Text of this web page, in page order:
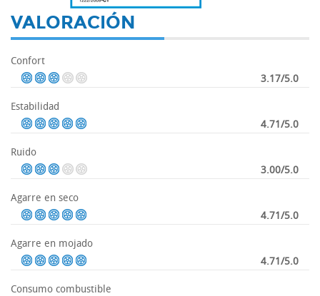
VALORACIÓN
Confort
3.17/5.0
Estabilidad
4.71/5.0
Ruido
3.00/5.0
Agarre en seco
4.71/5.0
Agarre en mojado
4.71/5.0
Consumo combustible